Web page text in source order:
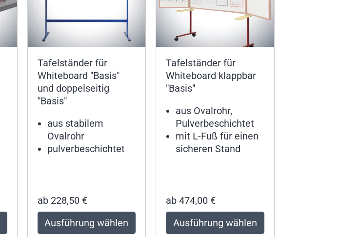
Tafelständer für
Whiteboard "Basis"
und doppelseitig
"Basis"
aus stabilem
Ovalrohr
pulverbeschichtet
ab 228,50 €
Ausführung wählen
Tafelständer für
Whiteboard klappbar
"Basis"
aus Ovalrohr,
Pulverbeschichtet
mit L-Fuß für einen
sicheren Stand
ab474,00 €
Ausführung wählen